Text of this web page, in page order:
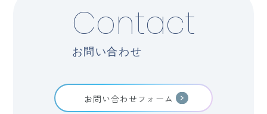
Contact
お問い合わせ
お問い合わせフォーム